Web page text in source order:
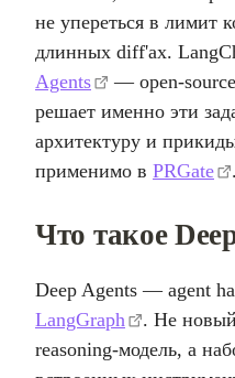
не упереться в лимит
длинных diff'ах.
Agents
— open-
решает именно эти
архитектуру и
применимо в PRGate .
Что такое
Deep Agents — agent
LangGraph
. Не
reasoning-модель, а